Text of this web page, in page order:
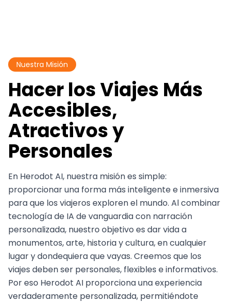
Nuestra Misión
Hacer los Viajes Más
Accesibles,
Atractivos y
Personales
En Herodot AI, nuestra misión es simple:
proporcionar una forma más inteligente e inmersiva
para que los viajeros exploren el mundo. Al combinar
tecnología de IA de vanguardia con narración
personalizada, nuestro objetivo es dar vida a
monumentos, arte, historia y cultura, en cualquier
lugar y dondequiera que vayas. Creemos que los
viajes deben ser personales, flexibles e informativos.
Por eso Herodot AI proporciona una experiencia
verdaderamente personalizada, permitiéndote